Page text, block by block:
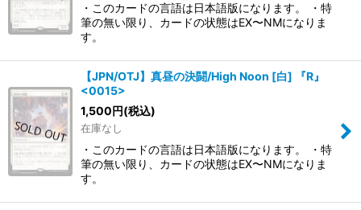
・このカードの言語は日本語版になります。 ・特
筆の無い限り、カードの状態はEX〜NMになりま
す。
【JPN/OTJ】真昼の決闘/High Noon [白] 『R』
<0015>
1,500円(税込)
在庫なし
・このカードの言語は日本語版になります。 ・特
筆の無い限り、カードの状態はEX〜NMになりま
す。